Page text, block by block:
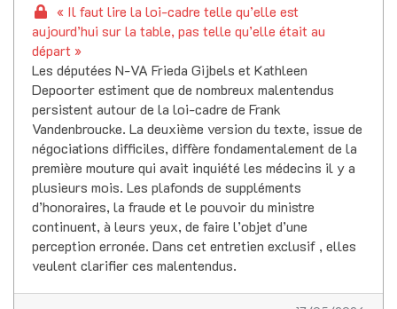
« Il faut lire la loi-cadre telle qu’elle est
aujourd’hui sur la table, pas telle qu’elle était au
départ »
Les députées N-VA Frieda Gijbels et Kathleen
Depoorter estiment que de nombreux malentendus
persistent autour de la loi-cadre de Frank
Vandenbroucke. La deuxième version du texte, issue de
négociations difficiles, diffère fondamentalement de la
première mouture qui avait inquiété les médecins il y a
plusieurs mois. Les plafonds de suppléments
d’honoraires, la fraude et le pouvoir du ministre
continuent, à leurs yeux, de faire l’objet d’une
perception erronée. Dans cet entretien exclusif , elles
veulent clarifier ces malentendus.